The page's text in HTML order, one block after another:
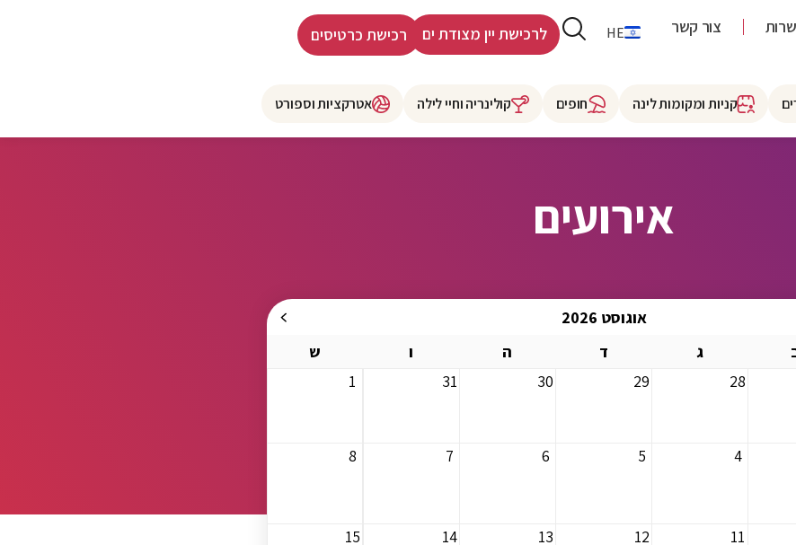
צור קשר HE
RU
לרכישת יין מצודת ים רכישת כרטיסים
קניות ומקומות לינה חופים קולינריה וחיי לילה אטרקציות וספורט
אירועים
אוגוסט 2026
ג ד ה ו
ש
28
29
30
31
1
4
5
6
7
8
11
12
13
14
15